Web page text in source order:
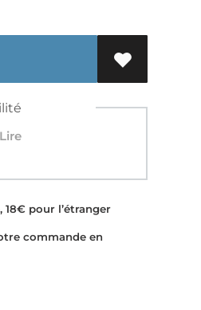
pour l’étranger
commande en